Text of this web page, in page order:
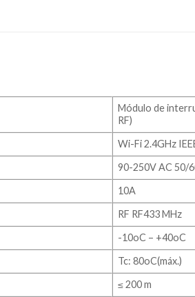
Módulo de
RF)
Wi-Fi 2.4GHz
90-250V AC 50/
10A
RF RF433 MHz
-10oC – +40oC
Tc: 80oC(máx.)
≤ 200 m